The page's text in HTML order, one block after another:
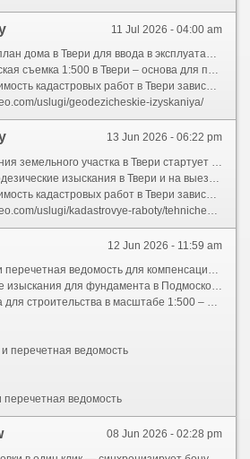
11 Jul 2026 - 04:00 am
Технический план дома в Твери для ввода в эксплуатацию составим за по вашим чертежам. Проверим на ГИС ЕГРП без лишних документов.
в Твери – основа для проекта. Снимаем даже зимой. Стоимость 1000 ? за сотку.
в Твери зависит от площади. Минимальный заказ – 4 000 ?. Присылаем коммерческое за 10 минут.
uslugi/geodezicheskie-izyskaniya/
13 Jun 2026 - 06:22 pm
в Твери и на выездных трассах. Цена от 7 000 ? для подземных коммуникаций.
в Твери зависит от вида объекта. Минимальный заказ – 4 000 ?. Присылаем коммерческое за 10 минут.
uslugi/kadastrovye-raboty/tehnicheskij-plan-na-dom/
12 Jun 2026 - 11:59 am
Дендроплан и перечетная ведомость для компенсационного озеленения в Подмосковье. Определяем породу и диаметр. Цена со скидкой при заказе топосъемки.
в Подмосковье – нужны для свайного поля. Даем график несущей способности. Цена фиксированная за дом 100 м?.
1:500 – это основа для генплана. Обновляем старые планы. Цена фиксированная за участок до 2 га.
перечетная ведомость
ведомость
08 Jun 2026 - 02:28 pm